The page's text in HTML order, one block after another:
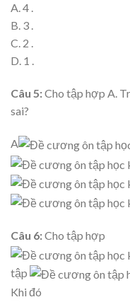
A. 4 .
B. 3 .
C. 2 .
D. 1 .
Câu 5:Cho tập hợp A.
sai?
A
Câu 6:Cho tập hợp
tập
Khi đó